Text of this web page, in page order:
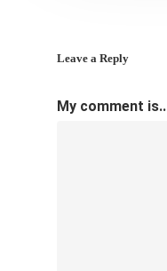
Leave a Reply
My comment is..